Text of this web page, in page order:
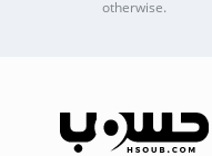
otherwise.